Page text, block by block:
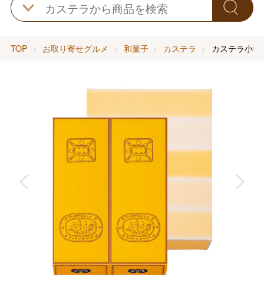
TOP お取り寄せグルメ 和菓子 カステラ カステラ小